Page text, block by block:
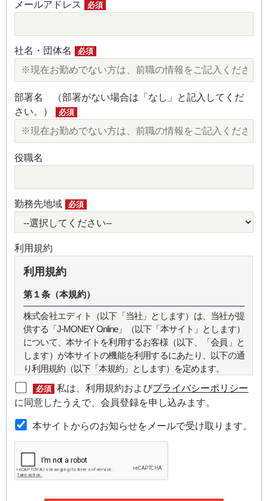
メールアドレス 必須
社名・団体名 必須
部署名 （部署がない場合は「なし」と記入してくだ
さい。）
必須
役職名
勤務先地域 必須
利用規約
利用規約
第１条（本規約）
株式会社エディト（以下「当社」とします）は、当社が提
供する「J-MONEY Online」（以下「本サイト」とします）
について、本サイトを利用するお客様（以下、「会員」と
します）が本サイトの機能を利用するにあたり、以下の通
り利用規約（以下「本規約」とします）を定めます。
第２条（本規約の範囲）
本規約は本サイトが提供するサービスについて規定したも
のです。
第３条（会員）
本サイトの会員は、機関投資家や金融機関の役職員、事業
必須 私は、利用規約およびプライバシーポリシー
に同意したうえで、会員登録を申し込みます。
本サイトからのお知らせをメールで受け取ります。